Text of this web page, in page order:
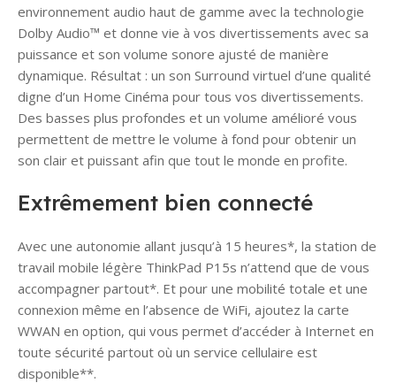
environnement audio haut de gamme avec la technologie
Dolby Audio™ et donne vie à vos divertissements avec sa
puissance et son volume sonore ajusté de manière
dynamique. Résultat : un son Surround virtuel d’une qualité
digne d’un Home Cinéma pour tous vos divertissements.
Des basses plus profondes et un volume amélioré vous
permettent de mettre le volume à fond pour obtenir un
son clair et puissant afin que tout le monde en profite.
Extrêmement bien connecté
Avec une autonomie allant jusqu’à 15 heures*, la station de
travail mobile légère ThinkPad P15s n’attend que de vous
accompagner partout*. Et pour une mobilité totale et une
connexion même en l’absence de WiFi, ajoutez la carte
WWAN en option, qui vous permet d’accéder à Internet en
toute sécurité partout où un service cellulaire est
disponible**.